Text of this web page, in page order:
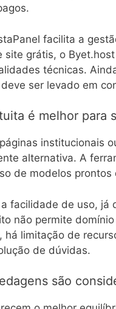
facilita a
site grátis, o
técnicas.
ser levado em
é melhor para
institucionais
alternativa. A
de modelos
facilidade de uso, já
não permite
há limitação de
de dúvidas.
são